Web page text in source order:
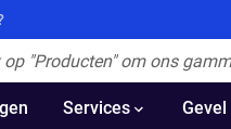
Services Gevel